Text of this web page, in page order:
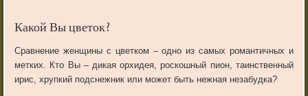
Какой Вы цветок?
Сравнение женщины с цветком – одно из самых романтичных и
метких. Кто Вы – дикая орхидея, роскошный пион, таинственный
ирис, хрупкий подснежник или может быть нежная незабудка?